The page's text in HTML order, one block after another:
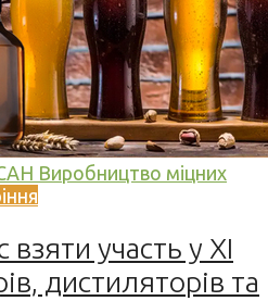
Виробництво міцних
участь у XI
дистиляторів та